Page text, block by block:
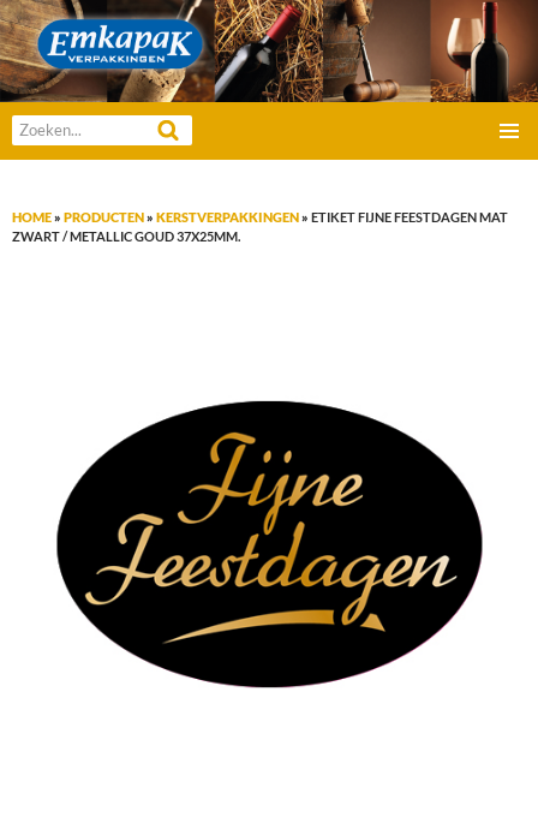
Emkapak Verpakkingen B.V.
Zoeken
naar:
GA
INHOUD
HOME» PRODUCTEN» KERSTVERPAKKINGEN» ETIKET FIJNE FEESTDAGEN MAT
ZWART / METALLIC GOUD 37X25MM.